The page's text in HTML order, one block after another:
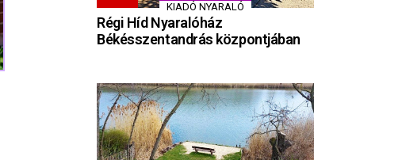
KIADÓ NYARALÓ
Régi Híd Nyaralóház
Békésszentandrás központjában